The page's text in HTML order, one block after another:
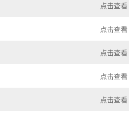
点击查看
点击查看
点击查看
点击查看
点击查看